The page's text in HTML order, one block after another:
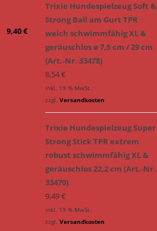
9,40€
Trixie Hundespielzeug Soft &
Strong Ball am Gurt TPR
weich schwimmfähig XL &
geräuschlos ø 7,5 cm / 29 cm
(Art.-Nr. 33478)
8,54€
inkl. 19 % MwSt.
zzgl. Versandkosten
Trixie Hundespielzeug Super
Strong Stick TPR extrem
robust schwimmfähig XL &
geräuschlos 22,2 cm (Art.-Nr.
33470)
9,49€
inkl. 19 % MwSt.
zzgl. Versandkosten